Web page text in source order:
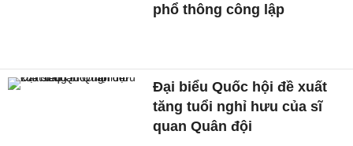
phổ thông công lập
Đại biểu Quốc hội đề xuất
tăng tuổi nghỉ hưu của sĩ
quan Quân đội